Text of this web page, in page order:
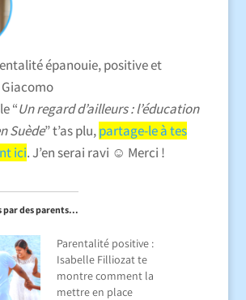
épanouie, positive et
“Un regard d’ailleurs : l’éducation
Suède” t’as plu,partage-le à tes
ici. J’en serai ravi ☺️ Merci !
par des parents...
Parentalité positive :
Isabelle Filliozat te
montre comment la
mettre en place